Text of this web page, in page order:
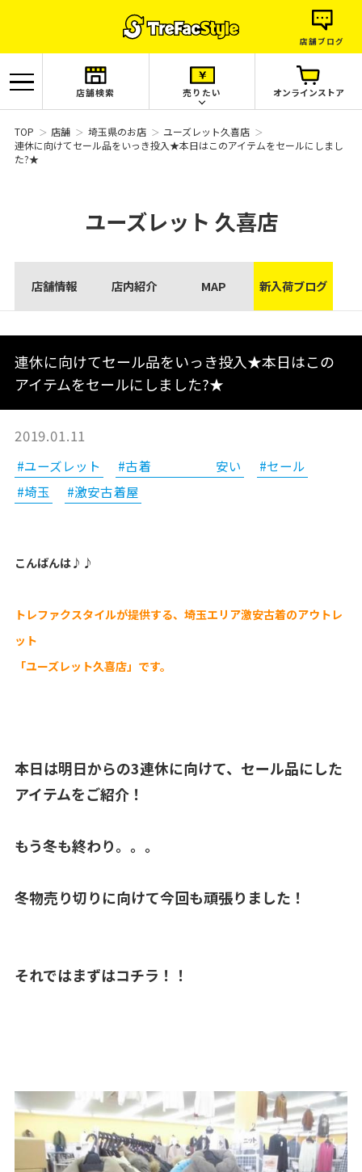
店舗ブログ
店舗検索 売りたい オンラインストア
TOP 店舗 埼玉県のお店
ユーズレット久喜店
連休に向けてセール品をいっき投入★本日はこのアイテムをセールにしまし
た?★
ユーズレット 久喜店
店舗情報 店内紹介 MAP 新入荷ブログ
連休に向けてセール品をいっき投入★本日はこの
アイテムをセールにしました?★
2019.01.11
#ユーズレット #古着 安い
#セール
#埼玉
#激安古着屋
こんばんは♪♪
トレファクスタイルが提供する、埼玉エリア激安古着のアウトレ
ット
「ユーズレット久喜店」です。
本日は明日からの3連休に向けて、セール品にした
アイテムをご紹介！
もう冬も終わり。。。
冬物売り切りに向けて今回も頑張りました！
それではまずはコチラ！！